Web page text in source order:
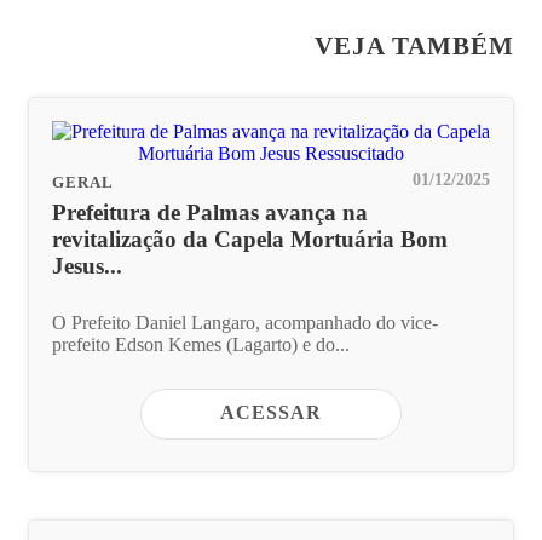
VEJA TAMBÉM
GERAL 01/12/2025
Prefeitura de Palmas avança na
revitalização da Capela Mortuária Bom
Jesus...
O Prefeito Daniel Langaro, acompanhado do vice-
prefeito Edson Kemes (Lagarto) e do...
ACESSAR